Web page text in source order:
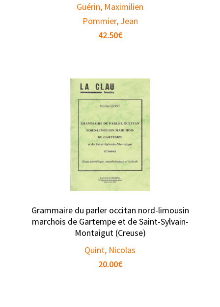
Guérin, Maximilien
Pommier, Jean
42.50€
Grammaire du parler occitan nord-limousin
marchois de Gartempe et de Saint-Sylvain-
Montaigut (Creuse)
Quint, Nicolas
20.00€